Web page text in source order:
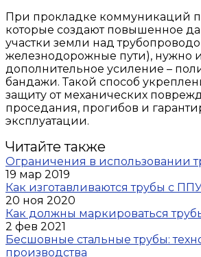
При прокладке коммуникаций
которые создают повышенное
участки земли над
железнодорожные пути), нужно
дополнительное усиление –
бандажи. Такой способ
защиту от механических
проседания, прогибов и
эксплуатации.
Читайте также
Ограничения в использовании
19 мар 2019
Как изготавливаются трубы с
20 ноя 2020
Как должны маркироваться
2 фев 2021
Бесшовные стальные трубы:
производства